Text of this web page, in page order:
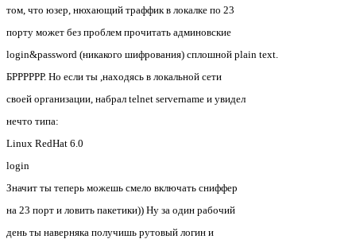
том, что юзер, нюхающий траффик в локалке по 23
порту может без проблем прочитать админовские
login&password (никакого шифрования) сплошной plain text.
БРРРРРР. Но если ты ,находясь в локальной сети
своей организации, набрал telnet servername и увидел
нечто типа:
Linux RedHat 6.0
login
Значит ты теперь можешь смело включать сниффер
на 23 порт и ловить пакетики)) Ну за один рабочий
день ты наверняка получишь рутовый логин и